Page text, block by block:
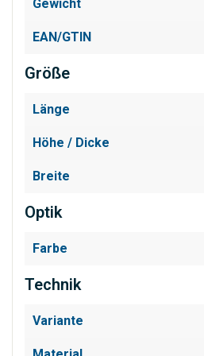
Gewicht
EAN/GTIN
Größe
Länge
Höhe / Dicke
Breite
Optik
Farbe
Technik
Variante